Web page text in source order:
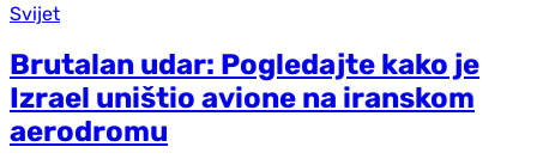
Svijet
Brutalan udar: Pogledajte kako je
Izrael uništio avione na iranskom
aerodromu